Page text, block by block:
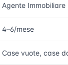
Agente
4–6/mese
Case vuote, case